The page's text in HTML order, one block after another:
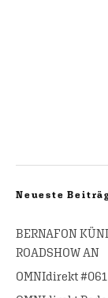
Neueste
BERNAFON
ROADSHOW AN
OMNIdirekt